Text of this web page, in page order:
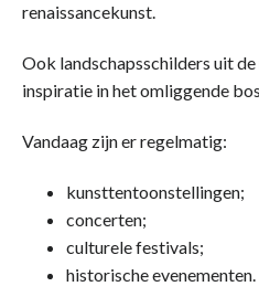
renaissancekunst.
Ook landschapsschilders uit
inspiratie in het omliggende
Vandaag zijn er regelmatig:
kunsttentoonstellingen;
concerten;
culturele festivals;
historische evenementen.